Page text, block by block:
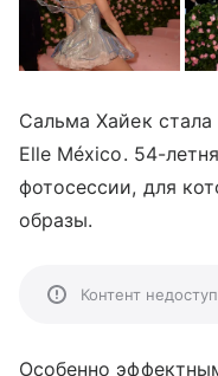
Сальма Хайек
Elle México. 54-
фотосессии, для
образы.
Контент
Особенно